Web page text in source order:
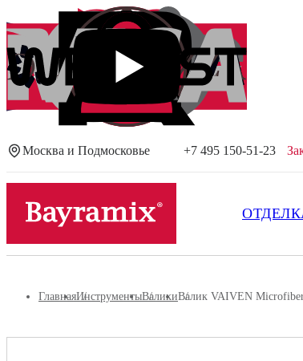
Москва и Подмосковье +7 495 150-51-23
ГлавнаяИнструментыВаликиВалик VAIVEN